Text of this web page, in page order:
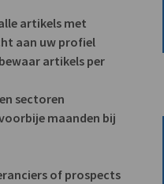
artikels met
aan uw profiel
artikels per
sectoren
maanden bij
of prospects